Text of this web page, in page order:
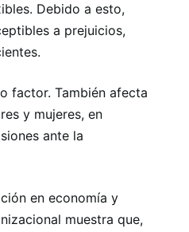
Debido a esto,
a prejuicios,
factor. También afecta
y mujeres, en
ante la
en economía y
muestra que,